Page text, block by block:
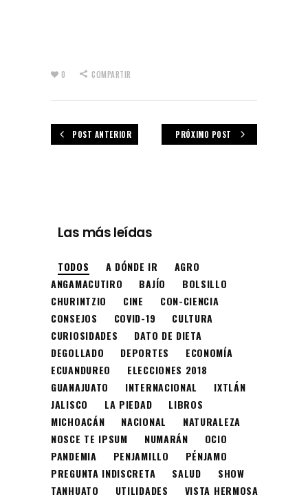
0 COMPARTIR
POST ANTERIOR PRÓXIMO POST
Las más leídas
TODOS A DÓNDE IR
AGRO
ANGAMACUTIRO
BAJÍO
BOLSILLO
CHURINTZIO
CINE
CON-CIENCIA
CONSEJOS
COVID-19
CULTURA
CURIOSIDADES
DATO DE DIETA
DEGOLLADO
DEPORTES
ECONOMÍA
ECUANDUREO
ELECCIONES 2018
GUANAJUATO
INTERNACIONAL
IXTLÁN
JALISCO
LA PIEDAD
LIBROS
MICHOACÁN
NACIONAL
NATURALEZA
NOSCE TE IPSUM
NUMARÁN
OCIO
PANDEMIA
PENJAMILLO
PÉNJAMO
PREGUNTA INDISCRETA
SALUD
SHOW
TANHUATO
UTILIDADES
VISTA HERMOSA